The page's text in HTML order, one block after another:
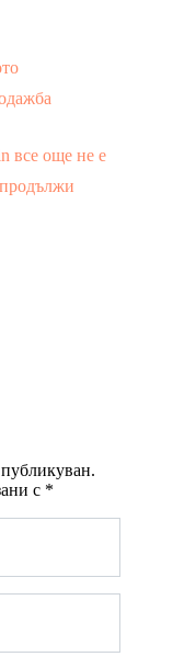
все още не е
с *